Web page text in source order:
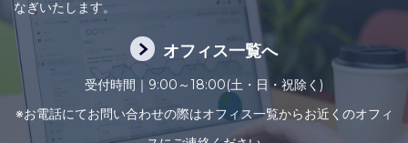
なぎいたします。
オフィス一覧へ
受付時間｜9:00～18:00(土・日・祝除く)
※お電話にてお問い合わせの際はオフィス一覧からお近くのオフィ